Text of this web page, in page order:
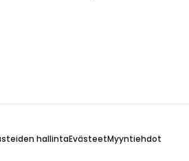
hallintaEvästeetMyyntiehdot